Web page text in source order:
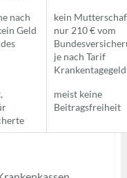
nach
Geld
kein
nur 210 € vom
je nach Tarif
Krankentagegeld
meist keine
Beitragsfreiheit